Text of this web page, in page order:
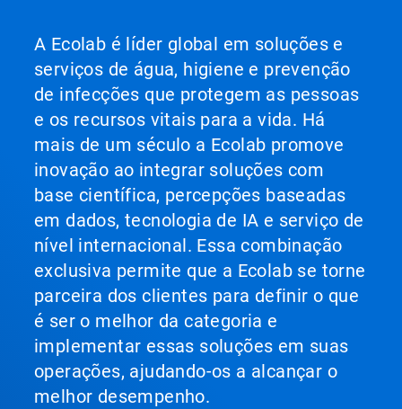
A Ecolab é líder global em soluções e
serviços de água, higiene e prevenção
de infecções que protegem as pessoas
e os recursos vitais para a vida. Há
mais de um século a Ecolab promove
inovação ao integrar soluções com
base científica, percepções baseadas
em dados, tecnologia de IA e serviço de
nível internacional. Essa combinação
exclusiva permite que a Ecolab se torne
parceira dos clientes para definir o que
é ser o melhor da categoria e
implementar essas soluções em suas
operações, ajudando-os a alcançar o
melhor desempenho.